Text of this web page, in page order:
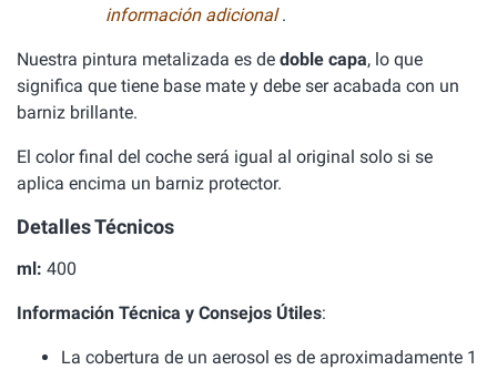
información adicional.
Nuestra pintura metalizada es de doble capa, lo que
significa que tiene base mate y debe ser acabada con un
barniz brillante.
El color final del coche será igual al original solo si se
aplica encima un barniz protector.
Detalles Técnicos
ml: 400
Información Técnica y Consejos Útiles:
La cobertura de un aerosol es de aproximadamente 1